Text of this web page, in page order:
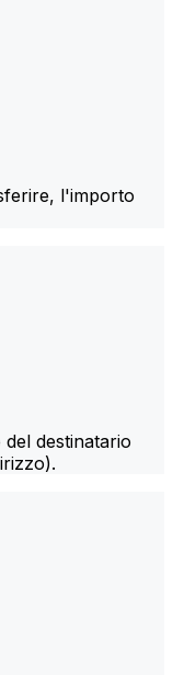
l'importo
destinatario